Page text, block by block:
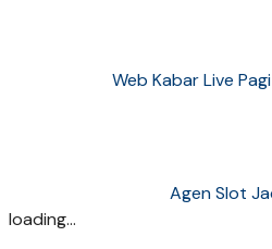
Web Kabar Live
Agen Slot
loading...